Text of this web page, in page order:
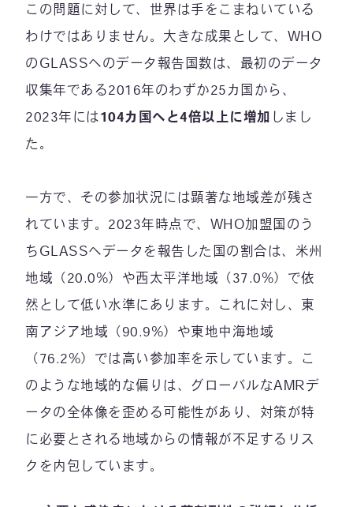
この問題に対して、世界は手をこまねいている
わけではありません。大きな成果として、WHO
のGLASSへのデータ報告国数は、最初のデータ
収集年である2016年のわずか25カ国から、
2023年には 104カ国へと4倍以上に増加 しまし
た。
一方で、その参加状況には顕著な地域差が残さ
れています。2023年時点で、WHO加盟国のう
ちGLASSへデータを報告した国の割合は、米州
地域（20.0%）や西太平洋地域（37.0%）で依
然として低い水準にあります。これに対し、東
南アジア地域（90.9%）や東地中海地域
（76.2%）では高い参加率を示しています。こ
のような地域的な偏りは、グローバルなAMRデ
ータの全体像を歪める可能性があり、対策が特
に必要とされる地域からの情報が不足するリス
クを内包しています。